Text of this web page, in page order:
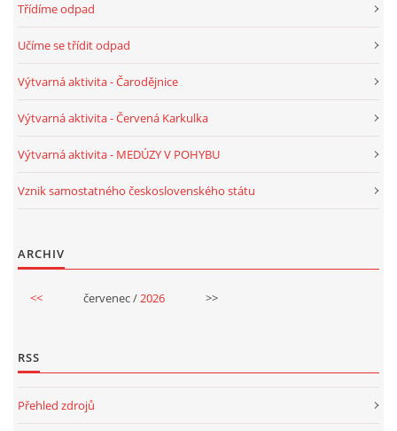
POHYBOVÉ AKTIVITY NA TÉMA LÉTO
BÁSNĚ K TÉMATU PODZIM
Třídíme odpad
Učíme se třídit odpad
Výtvarná aktivita - Čarodějnice
Výtvarná aktivita - Červená Karkulka
Výtvarná aktivita - MEDÚZY V POHYBU
Vznik samostatného československého státu
ARCHIV
<< červenec /2026 >>
RSS
Přehled zdrojů